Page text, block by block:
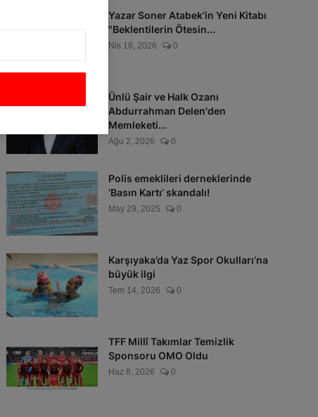
Yazar Soner Atabek’in Yeni Kitabı
"Beklentilerin Ötesin...
Nis 18, 2026 0
Ünlü Şair ve Halk Ozanı
Abdurrahman Delen'den
Memleketi...
Ağu 2, 2026 0
Polis emeklileri derneklerinde
‘Basın Kartı’ skandalı!
May 29, 2025 0
Karşıyaka’da Yaz Spor Okulları’na
büyük ilgi
Tem 14, 2026 0
TFF Millî Takımlar Temizlik
Sponsoru OMO Oldu
Haz 8, 2026 0